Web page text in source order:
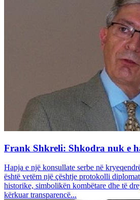
Frank Shkreli: Shkodra nuk e
Hapja e një konsullate serbe në
është vetëm një çështje protokolli
historike, simbolikën kombëtare dhe të
kërkuar transparencë...